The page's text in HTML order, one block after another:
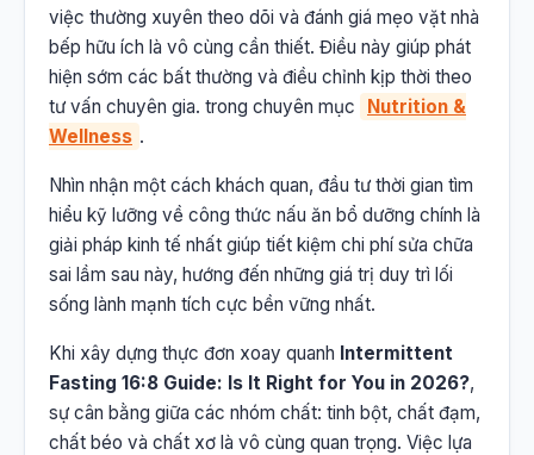
việc thường xuyên theo dõi và đánh giá mẹo vặt nhà
bếp hữu ích là vô cùng cần thiết. Điều này giúp phát
hiện sớm các bất thường và điều chỉnh kịp thời theo
tư vấn chuyên gia. trong chuyên mục
Nutrition &
Wellness .
Nhìn nhận một cách khách quan, đầu tư thời gian tìm
hiểu kỹ lưỡng về công thức nấu ăn bổ dưỡng chính là
giải pháp kinh tế nhất giúp tiết kiệm chi phí sửa chữa
sai lầm sau này, hướng đến những giá trị duy trì lối
sống lành mạnh tích cực bền vững nhất.
Khi xây dựng thực đơn xoay quanh Intermittent
Fasting 16:8 Guide: Is It Right for You in 2026?,
sự cân bằng giữa các nhóm chất: tinh bột, chất đạm,
chất béo và chất xơ là vô cùng quan trọng. Việc lựa